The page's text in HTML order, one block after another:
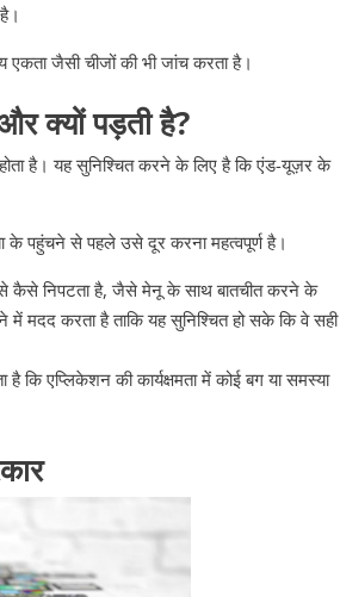
जैसी चीजों की भी जांच करता है।
क्यों पड़ती है?
है। यह सुनिश्चित करने के लिए है कि एंड-यूज़र के
के पहुंचने से पहले उसे दूर करना महत्वपूर्ण है।
कैसे निपटता है, जैसे मेनू के साथ बातचीत करने के
मदद करता है ताकि यह सुनिश्चित हो सके कि वे सही
कि एप्लिकेशन की कार्यक्षमता में कोई बग या समस्या